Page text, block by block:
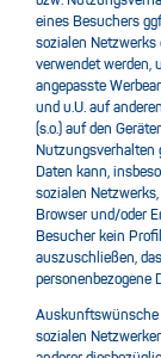
eines Besuchers
sozialen Netzwerks
verwendet werden,
angepasste
und u.U. auf
(s.o.) auf den
Nutzungsverhalten
Daten kann,
sozialen
Browser und/oder
Besucher kein
auszuschließen,
personenbezogene
Auskunftswünsche
sozialen